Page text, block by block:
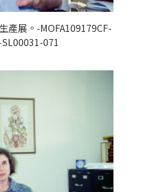
產展。-MOFA109179CF-
071